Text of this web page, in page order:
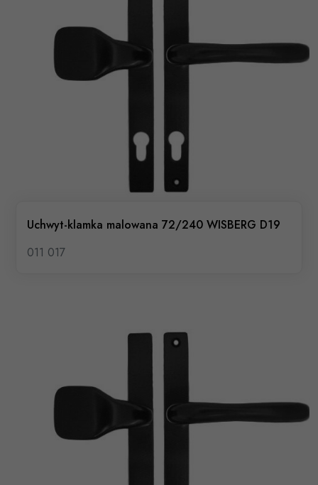
Uchwyt-klamka malowana 72/240 WISBERG D19
011 017